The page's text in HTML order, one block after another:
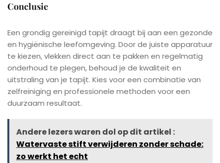
Conclusie
Een grondig gereinigd tapijt draagt bij aan een gezonde
en hygiënische leefomgeving. Door de juiste apparatuur
te kiezen, vlekken direct aan te pakken en regelmatig
onderhoud te plegen, behoud je de kwaliteit en
uitstraling van je tapijt. Kies voor een combinatie van
zelfreiniging en professionele methoden voor een
duurzaam resultaat.
Andere lezers waren dol op dit artikel :
Watervaste stift verwijderen zonder schade:
zo werkt het echt